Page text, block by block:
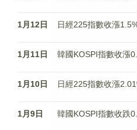
1月12日 日經225指數收漲
1月11日 韓國KOSPI指數收漲
1月10日 日經225指數收漲
1月9日 韓國KOSPI指數收跌